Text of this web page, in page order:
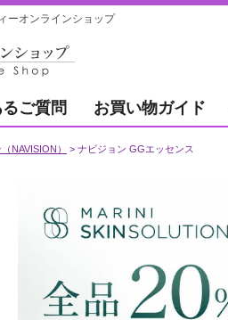
ーオンラインショップ
ご質問 お買い物ガイド
NAVISION） ナビジョン GGエッセンス